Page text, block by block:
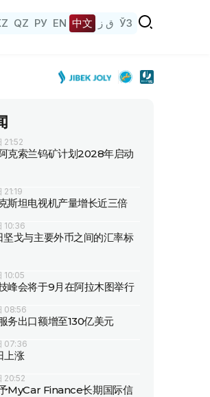
QZ РУ EN 中文 ق ز ЎЗ
21:52
克索兰钨矿计划2028年启动
斯坦电视机产量增长近三倍
10:36
坚戈与主要外币之间的汇率标
10:05
峰会将于9月在阿拉木图举行
08:56
务出口额增至130亿美元
07:36
上涨
20:52
MyCar Finance长期国际信